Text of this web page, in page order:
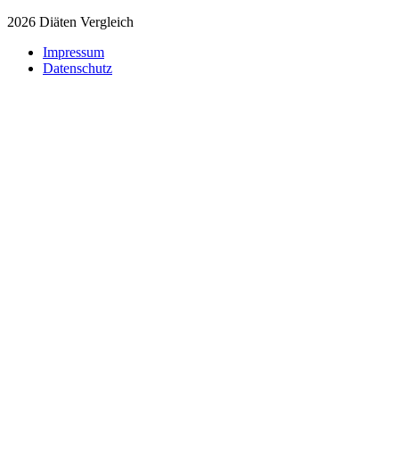
2026 Diäten Vergleich
Impressum
Datenschutz